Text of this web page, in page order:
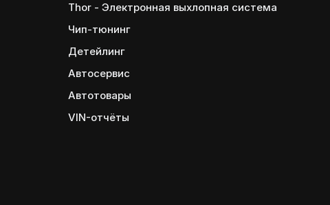
Thor - Электронная выхлопная система
Чип-тюнинг
Детейлинг
Автосервис
Автотовары
VIN-отчёты